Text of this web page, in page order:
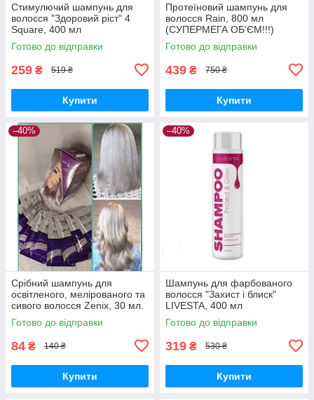
Стимулючий шампунь для
волосся "Здоровий ріст" 4
Square, 400 мл
Готово до відправки
259 ₴ 519 ₴
Купити
Протеїновий шампунь для
волосся Rain, 800 мл
(СУПЕРМЕГА ОБ'ЄМ!!!)
Готово до відправки
439 ₴ 750 ₴
Купити
–40%
Срібний шампунь для
освітленого, мелірованого та
сивого волосся Zenix, 30 мл.
Готово до відправки
84 ₴ 140 ₴
Купити
–40%
Шампунь для фарбованого
волосся "Захист і блиск"
LIVESTA, 400 мл
(безсульфатний)
Готово до відправки
319 ₴ 530 ₴
Купити